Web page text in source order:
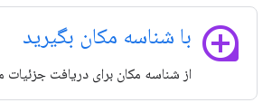
loupe با شناسه مکان بگیرید
از شناسه مکان برای دریافت جزئیات